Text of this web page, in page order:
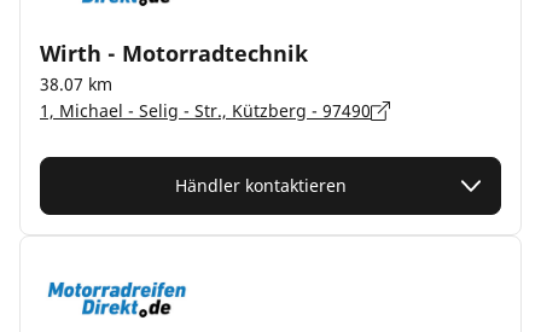
Wirth - Motorradtechnik
38.07 km
1, Michael - Selig - Str., Kützberg - 97490
Händler kontaktieren